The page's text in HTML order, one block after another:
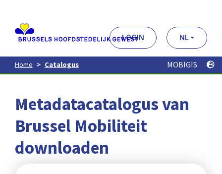
contenu
principal
LOGIN NL
Home Catalogus MOBIGIS
Metadatacatalogus van
Brussel Mobiliteit
downloaden